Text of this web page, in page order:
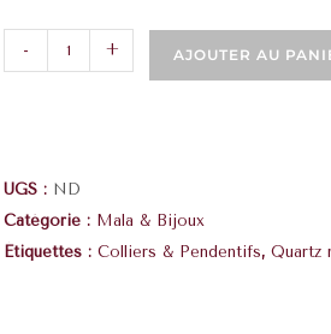
- + AJOUTER AU
UGS : ND
Catégorie : Mala & Bijoux
Étiquettes : Colliers & Pendentifs, Quartz